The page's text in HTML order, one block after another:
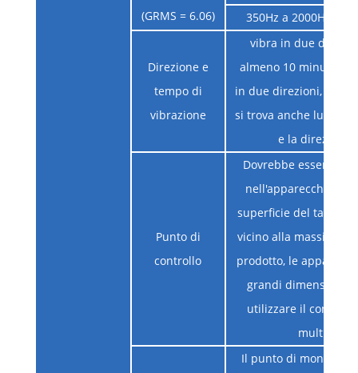
(GRMS = 6.06)
350Hz a 2000Hz
Direzione e
tempo di
vibrazione
vibra in due
almeno 10 minuti.
in due direzioni, cioè
si trova anche lungo
e la direzione
Punto di
controllo
Dovrebbe essere
superficie del tavolo
vicino alla massima
prodotto, le
grandi dimensioni
utilizzare il
multiplo
Il punto di